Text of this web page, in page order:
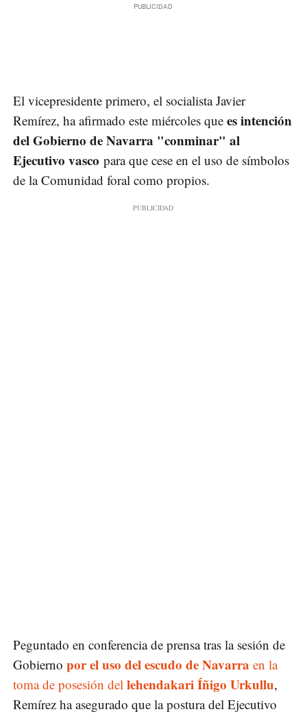
El vicepresidente primero, el socialista Javier
Remírez, ha afirmado este miércoles que es intención
del Gobierno de Navarra "conminar" al
Ejecutivo vasco para que cese en el uso de símbolos
de la Comunidad foral como propios.
Peguntado en conferencia de prensa tras la sesión de
Gobierno por el uso del escudo de Navarra en la
toma de posesión del lehendakari Íñigo Urkullu,
Remírez ha asegurado que la postura del Ejecutivo